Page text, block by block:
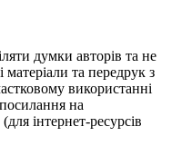
думки авторів та не
матеріали та передрук з
використанні
на
інтернет-ресурсів